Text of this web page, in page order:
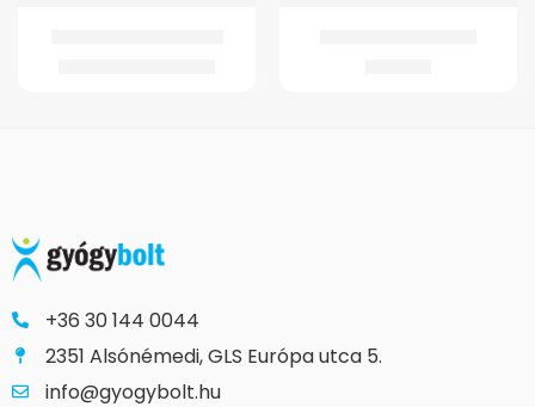
+36 30 144 0044
2351 Alsónémedi, GLS Európa utca 5.
info@gyogybolt.hu